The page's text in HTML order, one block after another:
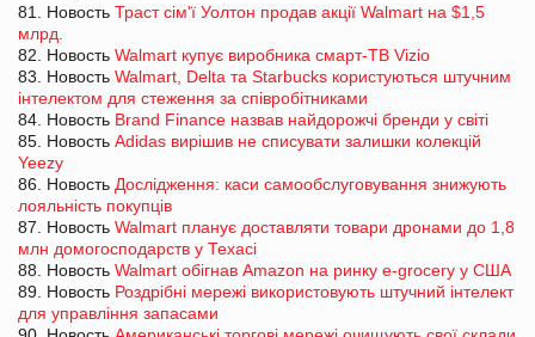
81. Новость Траст сім'ї Уолтон продав акції Walmart на $1,5
млрд.
82. Новость Walmart купує виробника смарт-ТВ Vizio
83. Новость Walmart, Delta та Starbucks користуються штучним
інтелектом для стеження за співробітниками
84. Новость Brand Finance назвав найдорожчі бренди у світі
85. Новость Adidas вирішив не списувати залишки колекцій
Yeezy
86. Новость Дослідження: каси самообслуговування знижують
лояльність покупців
87. Новость Walmart планує доставляти товари дронами до 1,8
млн домогосподарств у Техасі
88. Новость Walmart обігнав Amazon на ринку e-grocery у США
89. Новость Роздрібні мережі використовують штучний інтелект
для управління запасами